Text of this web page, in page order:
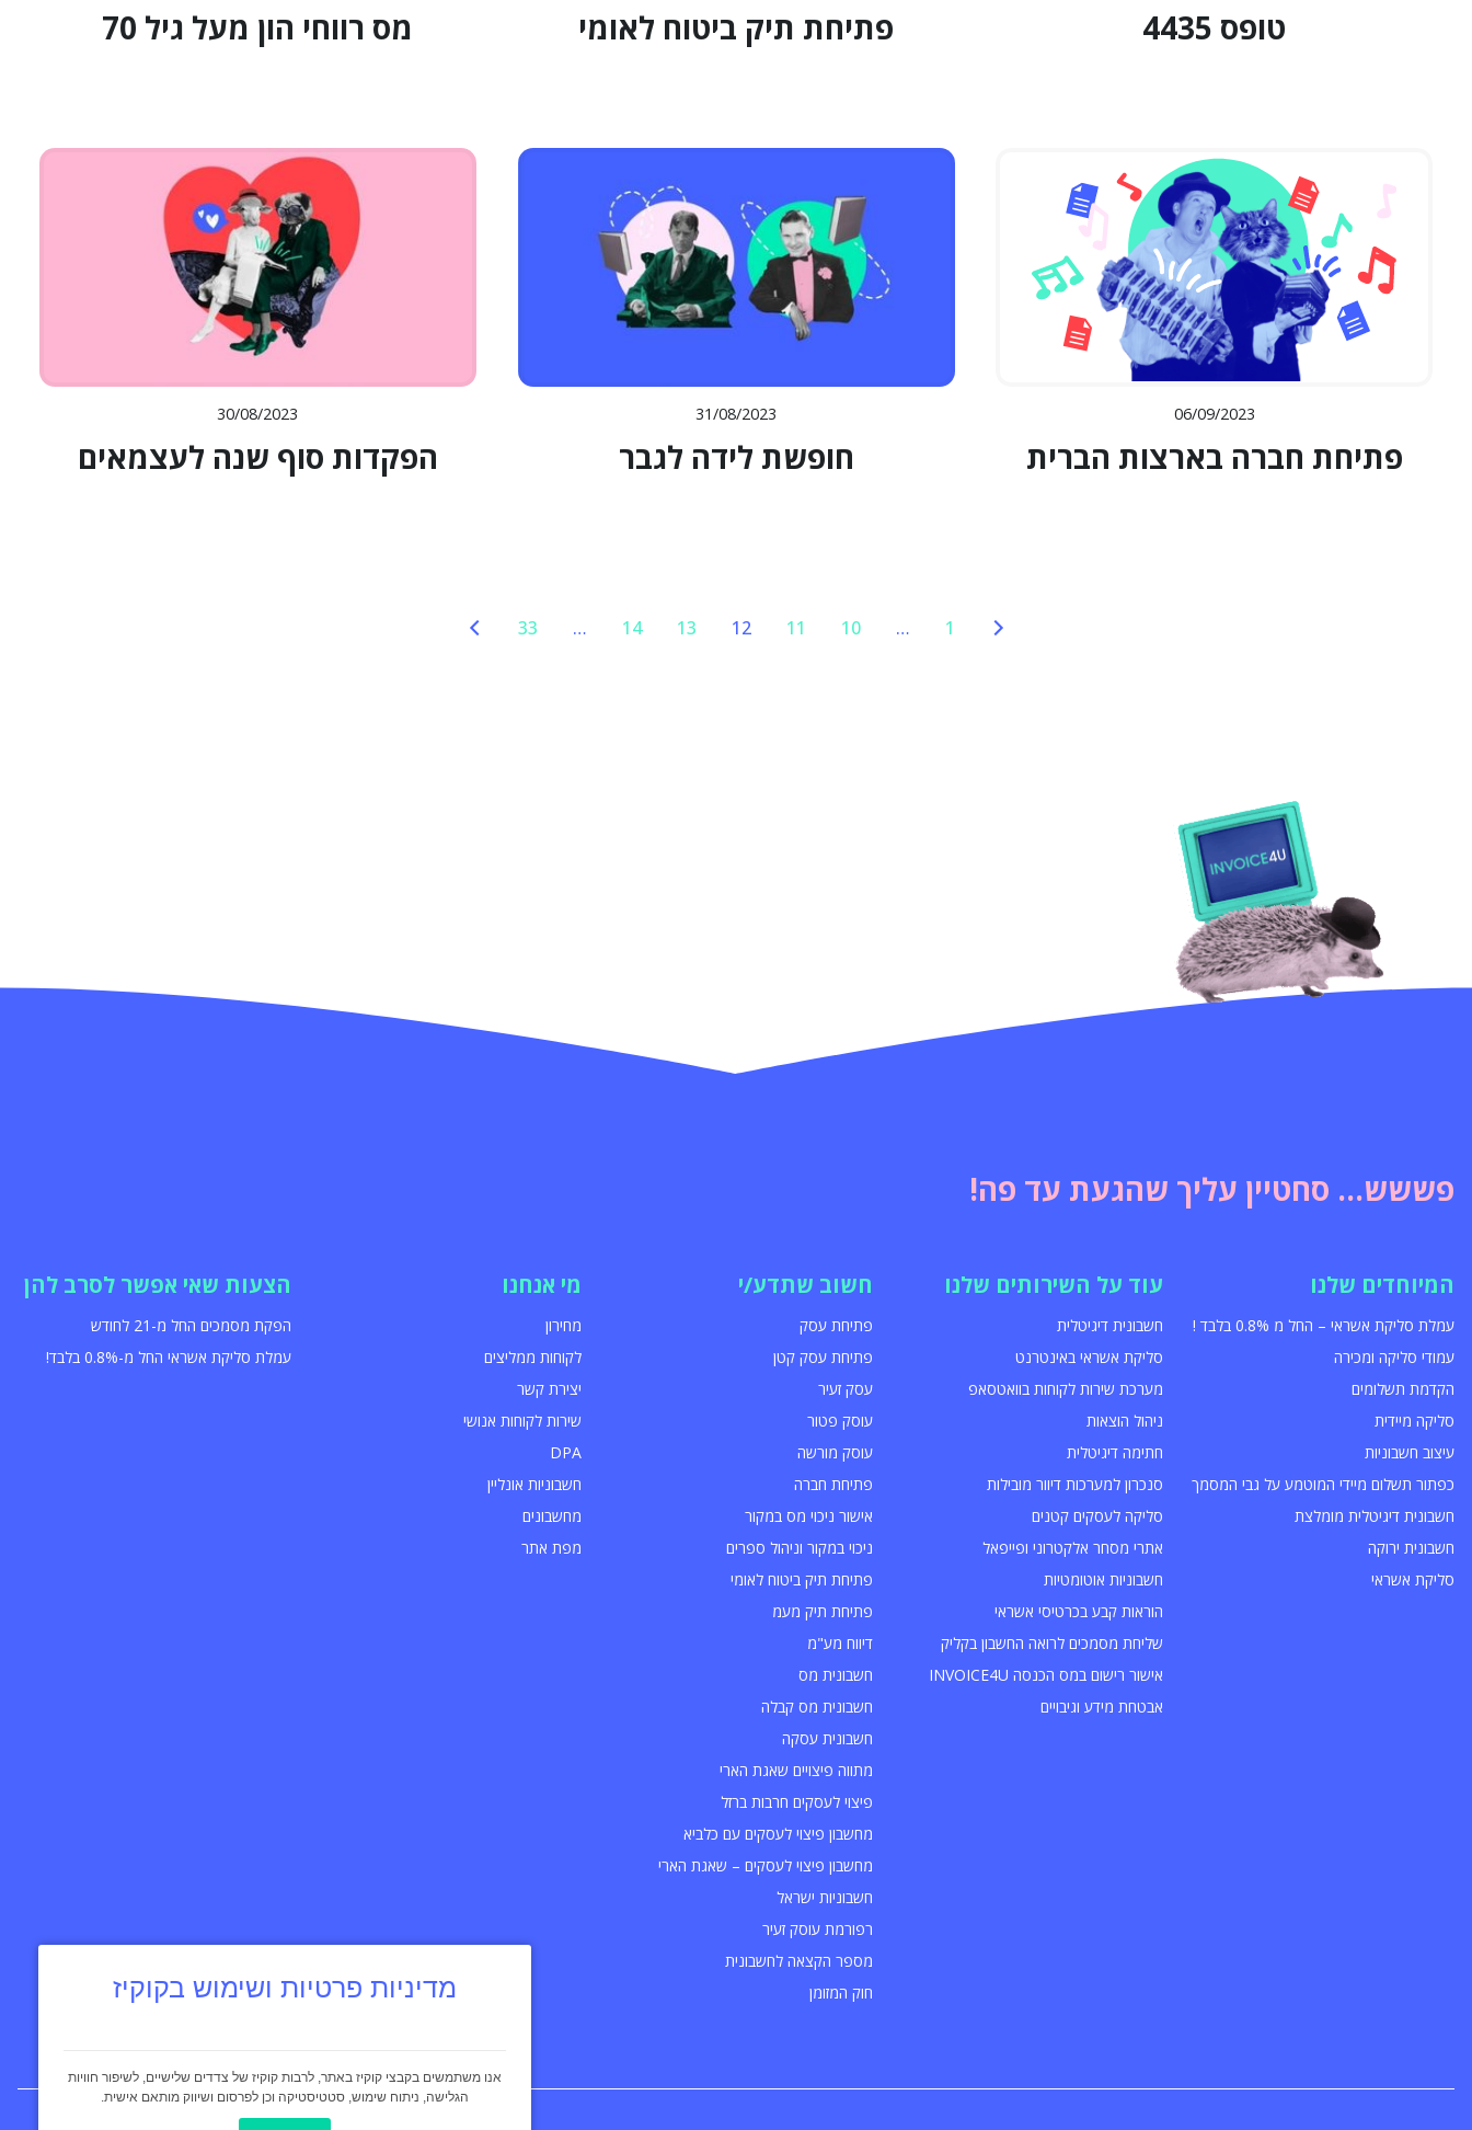
טופס 4435 פתיחת תיק ביטוח לאומי מס רווחי הון מעל גיל 70
06/09/2023
פתיחת חברה בארצות הברית
31/08/2023
חופשת לידה לגבר
30/08/2023
הפקדות סוף שנה לעצמאים
1
…
10
11
12
13
14
…
33
פששש... סחטיין עליך שהגעת עד פה!
המיוחדים שלנו
עמלת סליקת אשראי – החל מ 0.8% בלבד !
עמודי סליקה ומכירה
הקדמת תשלומים
סליקה מיידית
עיצוב חשבוניות
כפתור תשלום מיידי המוטמע על גבי המסמך
חשבונית דיגיטלית מומלצת
חשבונית ירוקה
סליקת אשראי
עוד על השירותים שלנו
חשבונית דיגיטלית
סליקת אשראי באינטרנט
מערכת שירות לקוחות בוואטסאפ
ניהול הוצאות
חתימה דיגיטלית
סנכרון למערכות דיוור מובילות
סליקה לעסקים קטנים
אתרי מסחר אלקטרוני ופייפאל
חשבוניות אוטומטיות
הוראות קבע בכרטיסי אשראי
שליחת מסמכים לרואה החשבון בקליק
אישור רישום במס הכנסה INVOICE4U
אבטחת מידע וגיבויים
חשוב שתדע/י
פתיחת עסק
פתיחת עסק קטן
עסק זעיר
עוסק פטור
עוסק מורשה
פתיחת חברה
אישור ניכוי מס במקור
ניכוי במקור וניהול ספרים
פתיחת תיק ביטוח לאומי
פתיחת תיק מעמ
דיווח מע"מ
חשבונית מס
חשבונית מס קבלה
חשבונית עסקה
מתווה פיצויים שאגת הארי
פיצוי לעסקים חרבות ברזל
מחשבון פיצוי לעסקים עם כלביא
מחשבון פיצוי לעסקים – שאגת הארי
חשבוניות ישראל
רפורמת עוסק זעיר
מספר הקצאה לחשבונית
חוק המזומן
מי אנחנו
מחירון
לקוחות ממליצים
יצירת קשר
שירות לקוחות אנושי
DPA
חשבוניות אונליין
מחשבונים
מפת אתר
הצעות שאי אפשר לסרב להן
הפקת מסמכים החל מ-21 לחודש
עמלת סליקת אשראי החל מ-0.8% בלבד!
מדיניות פרטיות ושימוש בקוקיז
אנו משתמשים בקבצי קוקיז באתר, לרבות קוקיז של צדדים שלישיים, לשיפור חוויות
הגלישה, ניתוח שימוש, סטטיסטיקה וכן לפרסום ושיווק מותאם אישית.